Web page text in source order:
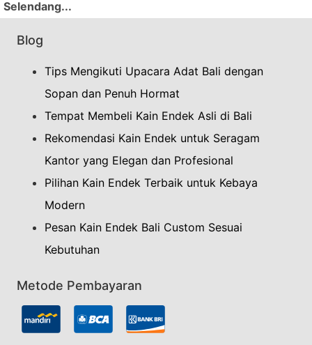
Selendang...
Blog
Tips Mengikuti Upacara Adat Bali dengan
Sopan dan Penuh Hormat
Tempat Membeli Kain Endek Asli di Bali
Rekomendasi Kain Endek untuk Seragam
Kantor yang Elegan dan Profesional
Pilihan Kain Endek Terbaik untuk Kebaya
Modern
Pesan Kain Endek Bali Custom Sesuai
Kebutuhan
Metode Pembayaran